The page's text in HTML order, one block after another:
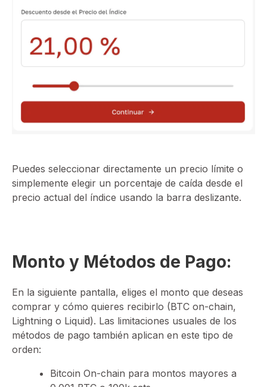
Puedes seleccionar directamente un precio límite o
simplemente elegir un porcentaje de caída desde el
precio actual del índice usando la barra deslizante.
Monto y Métodos de Pago:
En la siguiente pantalla, eliges el monto que deseas
comprar y cómo quieres recibirlo (BTC on-chain,
Lightning o Liquid). Las limitaciones usuales de los
métodos de pago también aplican en este tipo de
orden:
Bitcoin On-chain para montos mayores a